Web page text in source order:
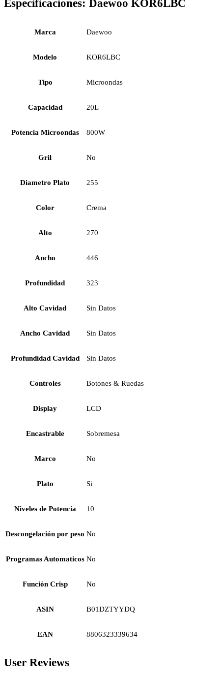
Especificaciones: Daewoo KOR6LBC
Marca Daewoo
Modelo KOR6LBC
Tipo Microondas
Capacidad 20L
Potencia Microondas 800W
Gril No
Diametro Plato 255
Color Crema
Alto 270
Ancho 446
Profundidad 323
Alto Cavidad Sin Datos
Ancho Cavidad Sin Datos
Profundidad Cavidad Sin Datos
Controles Botones & Ruedas
Display LCD
Encastrable Sobremesa
Marco No
Plato Si
Niveles de Potencia 10
Descongelación por peso No
Programas Automaticos No
Función Crisp No
ASIN B01DZTYYDQ
EAN 8806323339634
User Reviews